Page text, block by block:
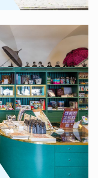
i Stockholm